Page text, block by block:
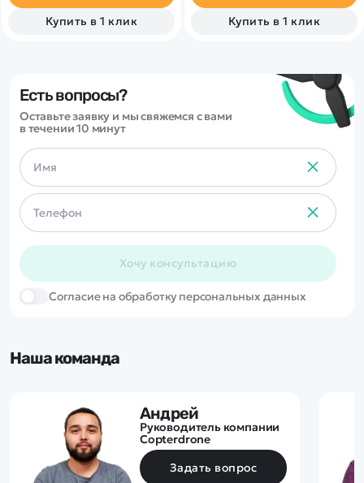
коллекторному
электродвигателю!
Купить в 1 клик
Купить в 1 клик
Есть вопросы?
Оставьте заявку и мы свяжемся с вами
в течении 10 минут
Хочу консультацию
Cогласие на обработку персональных данных
Наша команда
Андрей
Руководитель компании
Copterdrone
Задать вопрос